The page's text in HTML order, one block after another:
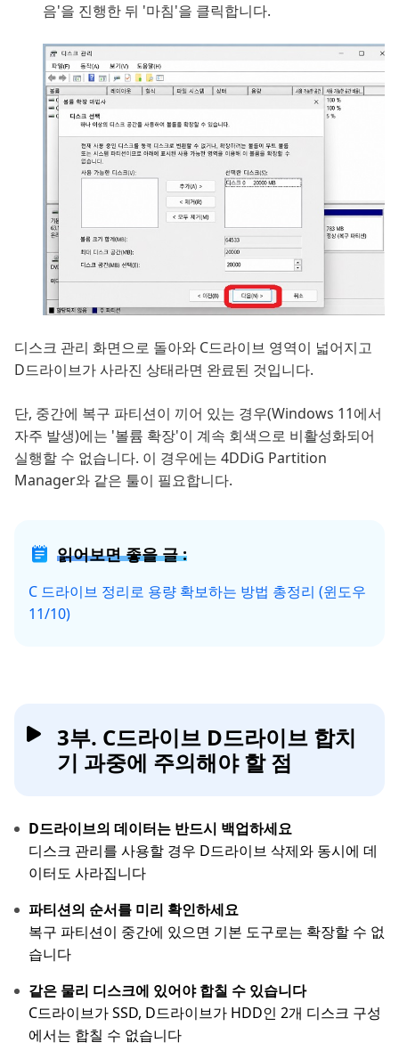
음'을 진행한 뒤 '마침'을 클릭합니다.
디스크 관리 화면으로 돌아와 C드라이브 영역이 넓어지고
D드라이브가 사라진 상태라면 완료된 것입니다.
단, 중간에 복구 파티션이 끼어 있는 경우(Windows 11에서
자주 발생)에는 '볼륨 확장'이 계속 회색으로 비활성화되어
실행할 수 없습니다. 이 경우에는 4DDiG Partition
Manager와 같은 툴이 필요합니다.
읽어보면 좋을 글 :
C 드라이브 정리로 용량 확보하는 방법 총정리 (윈도우
11/10)
3부. C드라이브 D드라이브 합치
기 과중에 주의해야 할 점
D드라이브의 데이터는 반드시 백업하세요
디스크 관리를 사용할 경우 D드라이브 삭제와 동시에 데
이터도 사라집니다
파티션의 순서를 미리 확인하세요
복구 파티션이 중간에 있으면 기본 도구로는 확장할 수 없
습니다
같은 물리 디스크에 있어야 합칠 수 있습니다
C드라이브가 SSD, D드라이브가 HDD인 2개 디스크 구성
에서는 합칠 수 없습니다